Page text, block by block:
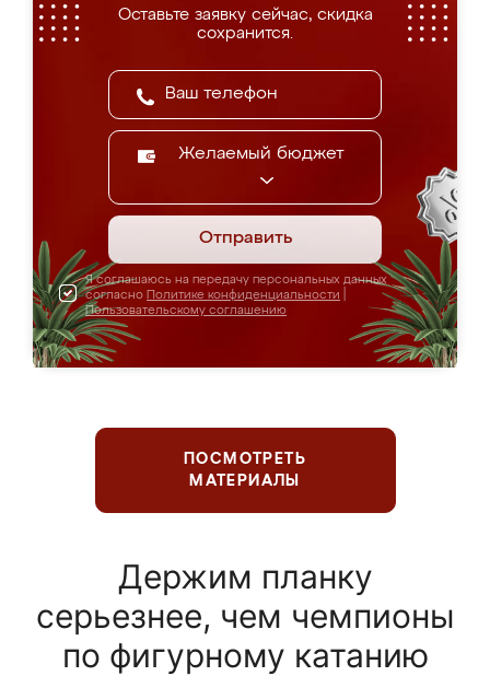
Оставьте заявку сейчас, скидка
сохранится.
Желаемый бюджет
Отправить
Я соглашаюсь на передачу персональных данных
согласно Политике конфиденциальности
Пользовательскому соглашению
ПОСМОТРЕТЬ
МАТЕРИАЛЫ
Держим планку
серьезнее, чем чемпионы
по фигурному катанию